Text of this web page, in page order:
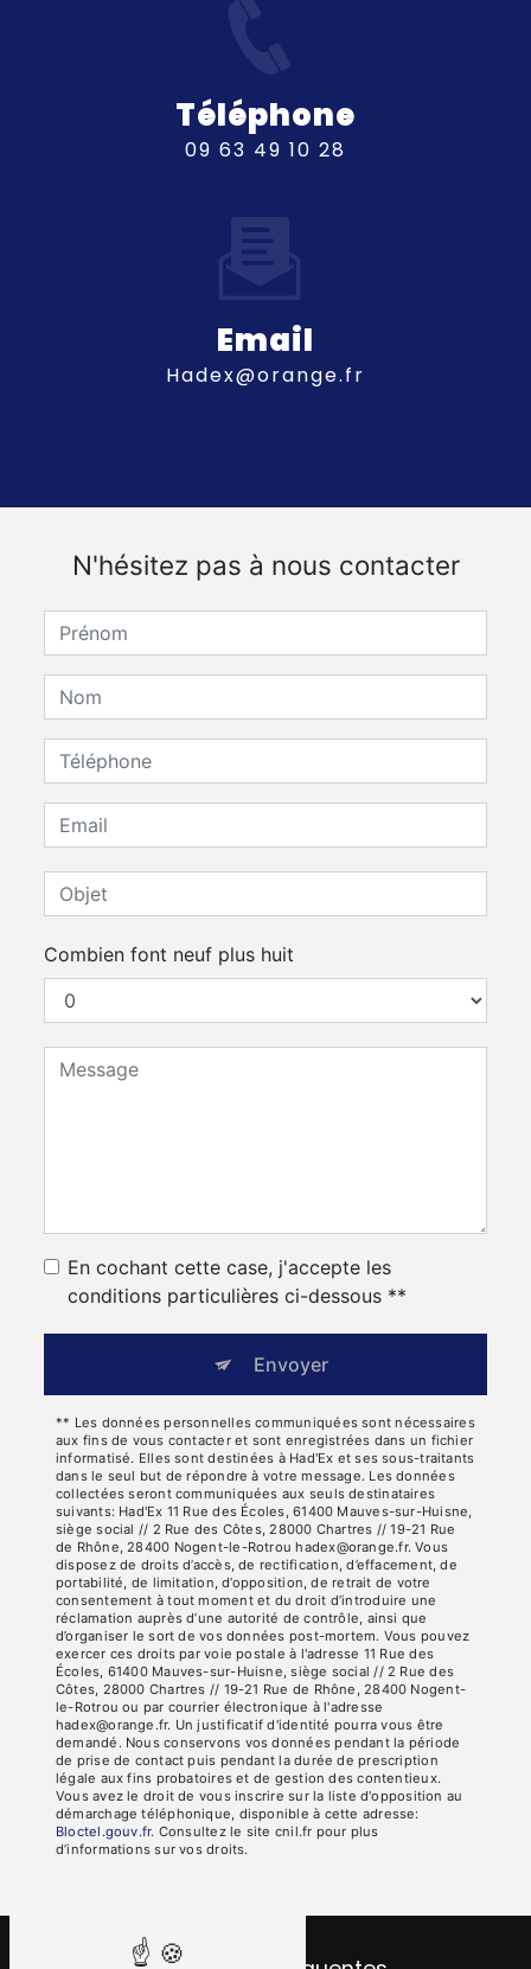
Téléphone
09 63 49 10 28
Email
hadex@orange.fr
N'hésitez pas à nous contacter
Combien font neuf plus huit
En cochant cette case, j'accepte les
conditions particulières ci-dessous **
Envoyer
** Les données personnelles communiquées sont nécessaires
aux fins de vous contacter et sont enregistrées dans un fichier
informatisé. Elles sont destinées à Had'Ex et ses sous-traitants
dans le seul but de répondre à votre message. Les données
collectées seront communiquées aux seuls destinataires
suivants: Had'Ex 11 Rue des Écoles, 61400 Mauves-sur-Huisne,
siège social // 2 Rue des Côtes, 28000 Chartres // 19-21 Rue
de Rhône, 28400 Nogent-le-Rotrou hadex@orange.fr. Vous
disposez de droits d’accès, de rectification, d’effacement, de
portabilité, de limitation, d’opposition, de retrait de votre
consentement à tout moment et du droit d’introduire une
réclamation auprès d’une autorité de contrôle, ainsi que
d’organiser le sort de vos données post-mortem. Vous pouvez
exercer ces droits par voie postale à l'adresse 11 Rue des
Écoles, 61400 Mauves-sur-Huisne, siège social // 2 Rue des
Côtes, 28000 Chartres // 19-21 Rue de Rhône, 28400 Nogent-
le-Rotrou ou par courrier électronique à l'adresse
hadex@orange.fr. Un justificatif d'identité pourra vous être
demandé. Nous conservons vos données pendant la période
de prise de contact puis pendant la durée de prescription
légale aux fins probatoires et de gestion des contentieux.
Vous avez le droit de vous inscrire sur la liste d'opposition au
démarchage téléphonique, disponible à cette adresse:
Bloctel.gouv.fr. Consultez le site cnil.fr pour plus
d’informations sur vos droits.